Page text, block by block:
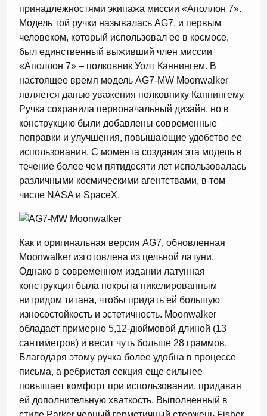
принадлежностями экипажа миссии «Аполлон 7».
Модель той ручки называлась AG7, и первым
человеком, который использовал ее в космосе,
был единственный выживший член миссии
«Аполлон 7» – полковник Уолт Каннингем. В
настоящее время модель AG7-MW Moonwalker
является данью уважения полковнику Каннингему.
Ручка сохранила первоначальный дизайн, но в
конструкцию были добавлены современные
поправки и улучшения, повышающие удобство ее
использования. С момента создания эта модель в
течение более чем пятидесяти лет использовалась
различными космическими агентствами, в том
числе NASA и SpaceX.
Как и оригинальная версия AG7, обновленная
Moonwalker изготовлена из цельной латуни.
Однако в современном издании латунная
конструкция была покрыта никелированным
нитридом титана, чтобы придать ей большую
износостойкость и эстетичность. Moonwalker
обладает примерно 5,12-дюймовой длиной (13
сантиметров) и весит чуть больше 28 граммов.
Благодаря этому ручка более удобна в процессе
письма, а ребристая секция еще сильнее
повышает комфорт при использовании, придавая
ей дополнительную хваткость. Выполненный в